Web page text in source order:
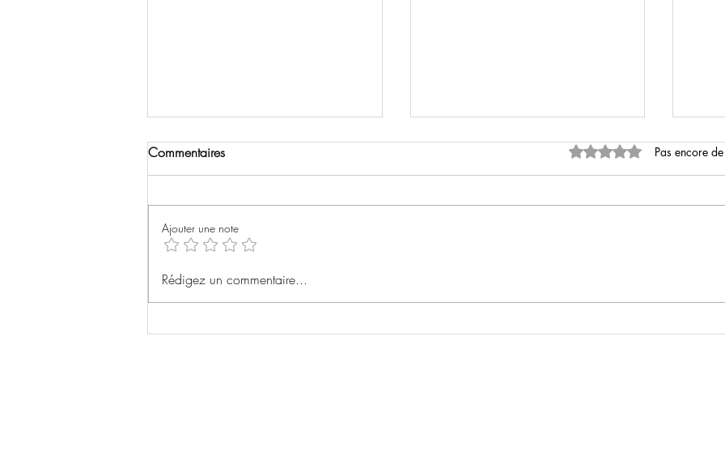
Blade Runner 2049
The Square
Commentaires Noté 0 étoile sur 5.
Pas encore
Ajouter une note
Rédigez un commentaire...